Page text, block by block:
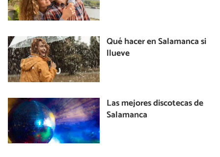
Qué hacer en Salamanca si
llueve
Las mejores discotecas de
Salamanca